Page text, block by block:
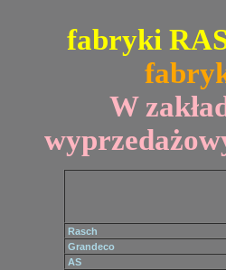
fabryki
W
Rasch
Grandeco
AS